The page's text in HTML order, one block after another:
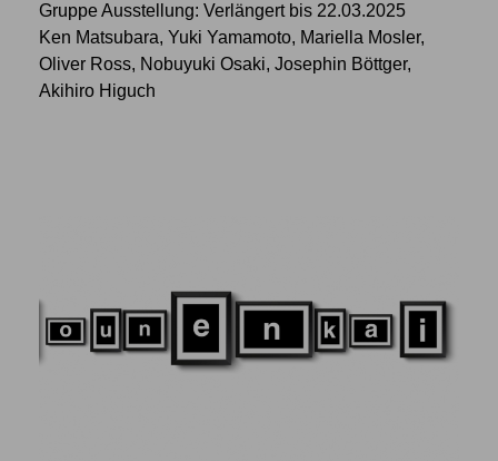
Gruppe Ausstellung: Verlängert bis 22.03.2025
Ken Matsubara, Yuki Yamamoto, Mariella Mosler,
Oliver Ross, Nobuyuki Osaki, Josephin Böttger,
Akihiro Higuch